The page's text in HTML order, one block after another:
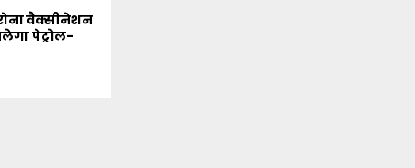
वैक्सीनेशन
पेट्रोल-